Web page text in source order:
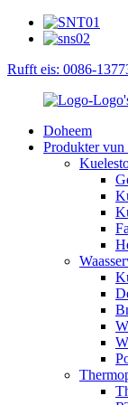
Rufft eis: 0086-
Doheem
Produkter vun